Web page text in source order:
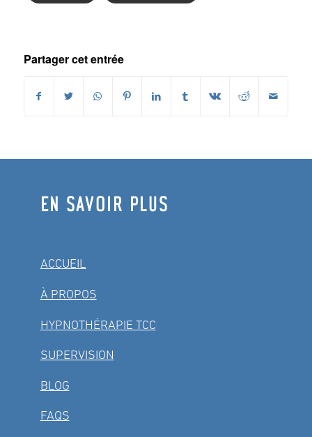
Partager cet entrée
EN SAVOIR PLUS
ACCUEIL
À PROPOS
HYPNOTHÉRAPIE TCC
SUPERVISION
BLOG
FAQS